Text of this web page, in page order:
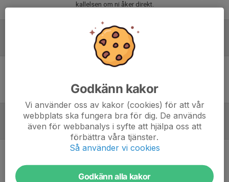
kallelsen om ni åker direkt.
Referat
Inget referat skrivet
Godkänn kakor
Vi använder oss av kakor (cookies) för att vår
webbplats ska fungera bra för dig. De används
även för webbanalys i syfte att hjälpa oss att
förbättra våra tjänster.
Så använder vi cookies
Godkänn alla kakor